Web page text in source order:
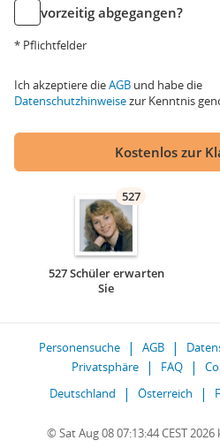
vorzeitig abgegangen?
* Pflichtfelder
Ich akzeptiere dieAGB und habe die
Datenschutzhinweisezur Kenntnis
Kostenlos zur
527
527 Schüler erwarten
Sie
Personensuche AGB
Privatsphäre
FAQ
Deutschland
Österreich
© Sat Aug 08 07:13:44 CEST